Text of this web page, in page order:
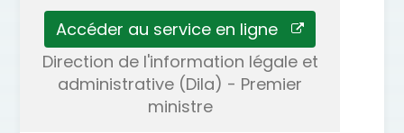
Accéder au service en ligne
Direction de l'information légale et
administrative (Dila) - Premier
ministre